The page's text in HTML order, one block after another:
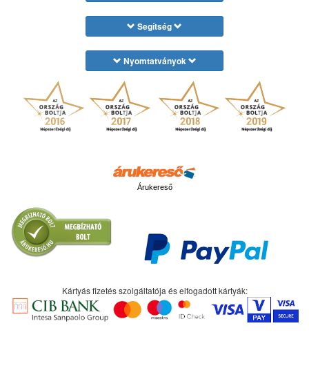
Segítség
Nyomtatványok
Árukereső
Kártyás fizetés szolgáltatója és elfogadott kártyák: